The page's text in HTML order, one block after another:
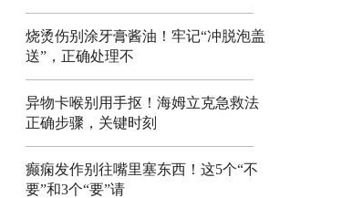
烧烫伤别涂牙膏酱油！牢记“冲脱泡盖
送”，正确处理不
异物卡喉别用手抠！海姆立克急救法
正确步骤，关键时刻
癫痫发作别往嘴里塞东西！这5个“不
要”和3个“要”请